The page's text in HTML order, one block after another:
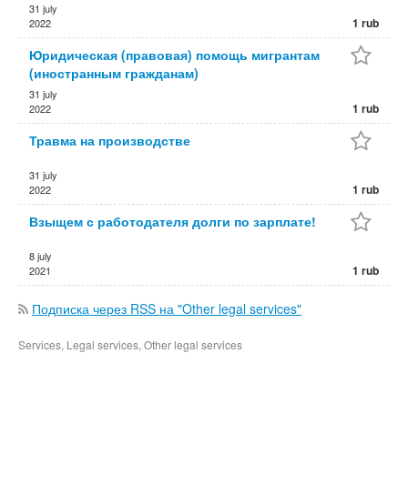
31 july
2022
1 rub
Юридическая (правовая) помощь мигрантам
(иностранным гражданам)
31 july
2022
1 rub
Травма на производстве
31 july
2022
1 rub
Взыщем с работодателя долги по зарплате!
8 july
2021
1 rub
Подписка через RSS на "Other legal services"
Services, Legal services, Other legal services